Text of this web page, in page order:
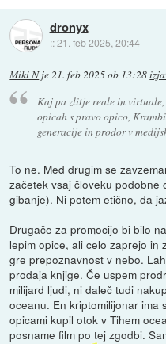
dronyx
::21. feb 2025, 20:44
Miki Nje21. feb 2025 ob 13:28
Kaj pa zlitje reale in
opicah s pravo opico,
generacije in prodor v
To ne. Med drugim se
začetek vsaj človeku podobne
gibanje). Ni potem etično, da
Drugače za promocijo bi bilo
lepim opice, ali celo zaprejo in
gre prepoznavnost v nebo.
prodaja knjige. Če uspem
milijard ljudi, ni daleč tudi
oceanu. En kriptomilijonar ima
opicami kupil otok v Tihem
posname film po tej zgodbi.